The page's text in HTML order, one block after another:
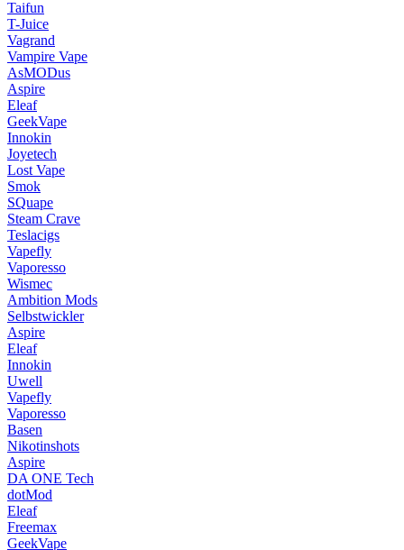
Taifun
T-Juice
Vagrand
Vampire Vape
AsMODus
Aspire
Eleaf
GeekVape
Innokin
Joyetech
Lost Vape
Smok
SQuape
Steam Crave
Teslacigs
Vapefly
Vaporesso
Wismec
Ambition Mods
Selbstwickler
Aspire
Eleaf
Innokin
Uwell
Vapefly
Vaporesso
Basen
Nikotinshots
Aspire
DA ONE Tech
dotMod
Eleaf
Freemax
GeekVape